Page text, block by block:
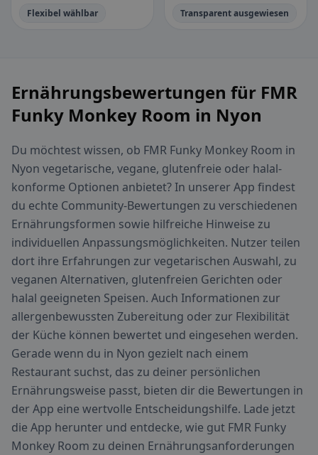
Flexibel wählbar Transparent ausgewiesen
Ernährungsbewertungen für FMR
Funky Monkey Room in Nyon
Du möchtest wissen, ob FMR Funky Monkey Room in
Nyon vegetarische, vegane, glutenfreie oder halal-
konforme Optionen anbietet? In unserer App findest
du echte Community-Bewertungen zu verschiedenen
Ernährungsformen sowie hilfreiche Hinweise zu
individuellen Anpassungsmöglichkeiten. Nutzer teilen
dort ihre Erfahrungen zur vegetarischen Auswahl, zu
veganen Alternativen, glutenfreien Gerichten oder
halal geeigneten Speisen. Auch Informationen zur
allergenbewussten Zubereitung oder zur Flexibilität
der Küche können bewertet und eingesehen werden.
Gerade wenn du in Nyon gezielt nach einem
Restaurant suchst, das zu deiner persönlichen
Ernährungsweise passt, bieten dir die Bewertungen in
der App eine wertvolle Entscheidungshilfe. Lade jetzt
die App herunter und entdecke, wie gut FMR Funky
Monkey Room zu deinen Ernährungsanforderungen